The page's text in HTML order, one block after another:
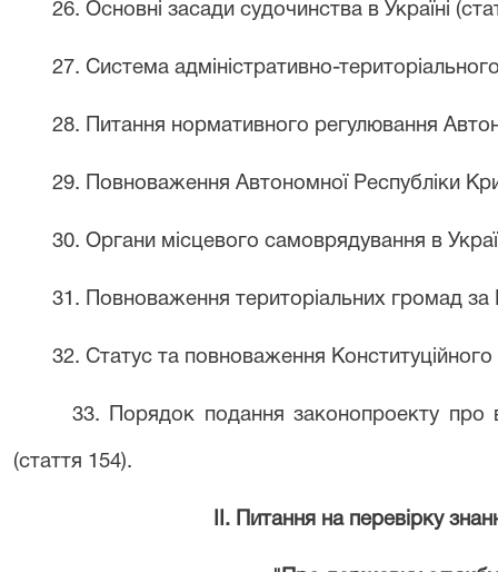
26. Основні засади судочинства в Україні
27. Система адміністративно-
28. Питання нормативного регулювання
29. Повноваження Автономної Республіки
30. Органи місцевого самоврядування в
31. Повноваження територіальних громад за
32. Статус та повноваження Конституційного
33. Порядок подання законопроекту про
(стаття 154).
II. Питання на перевірку